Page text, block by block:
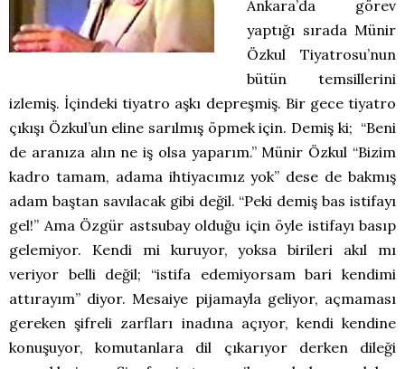
Ankara’da görev
yaptığı sırada Münir
Özkul Tiyatrosu’nun
bütün temsillerini
izlemiş. İçindeki tiyatro aşkı depreşmiş. Bir gece tiyatro
çıkışı Özkul’un eline sarılmış öpmek için. Demiş ki; “Beni
de aranıza alın ne iş olsa yaparım.” Münir Özkul “Bizim
kadro tamam, adama ihtiyacımız yok” dese de bakmış
adam baştan savılacak gibi değil. “Peki demiş bas istifayı
gel!” Ama Özgür astsubay olduğu için öyle istifayı basıp
gelemiyor. Kendi mi kuruyor, yoksa birileri akıl mı
veriyor belli değil; “istifa edemiyorsam bari kendimi
attırayım” diyor. Mesaiye pijamayla geliyor, açmaması
gereken şifreli zarfları inadına açıyor, kendi kendine
konuşuyor, komutanlara dil çıkarıyor derken dileği